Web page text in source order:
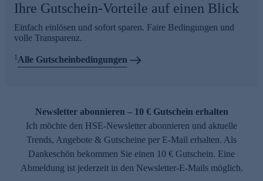
Ihre Gutschein-Vorteile auf einen Blick
Einfach einlösen und sofort sparen. Faire Bedingungen und
volle Transparenz.
1Alle Gutscheinbedingungen
Newsletter abonnieren – 10 € Gutschein erhalten
Ich möchte den HSE-Newsletter abonnieren und aktuelle
Trends, Angebote & Gutscheine per E-Mail erhalten. Als
Dankeschön bekommen Sie einen 10 € Gutschein. Eine
Abmeldung ist jederzeit in den Newsletter-E-Mails möglich.